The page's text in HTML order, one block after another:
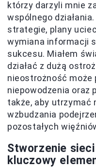
którzy darzyli mnie
wspólnego
strategie, plany
wymiana informacji
sukcesu. Miałem
działać z dużą
nieostrożność może
niepowodzenia oraz
także, aby utrzymać
wzbudzania
pozostałych
Stworzenie
kluczowy